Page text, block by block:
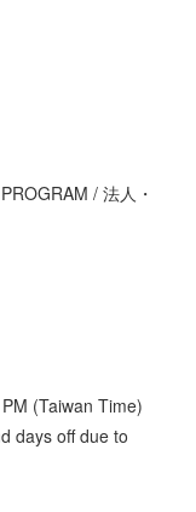
/ 法人・
(Taiwan Time)
days off due to